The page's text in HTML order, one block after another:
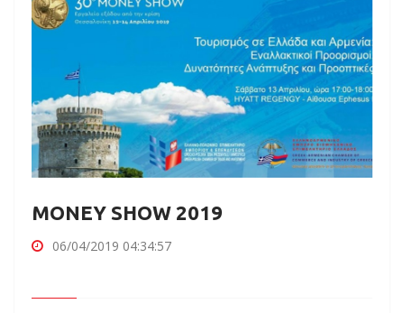
MONEY SHOW 2019
06/04/2019 04:34:57